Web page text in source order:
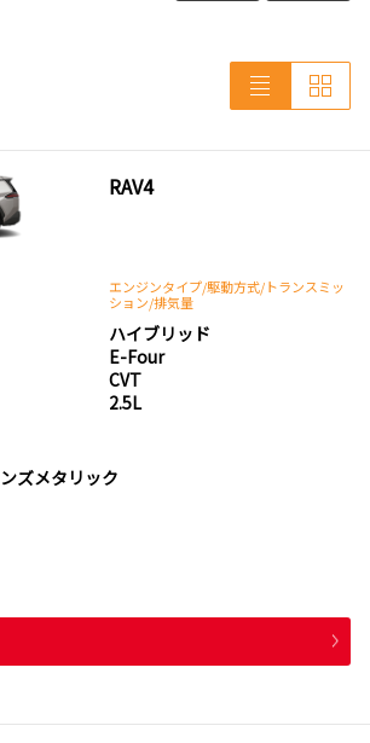
RAV4
エンジンタイプ/駆動方式/トランスミッ
ション/排気量
ハイブリッド
E-Four
CVT
2.5L
ズメタリック